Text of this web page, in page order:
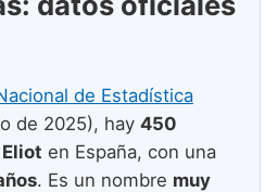
que empiezan por T
que empiezan por U
que empiezan por V
que empiezan por W
de Estadística
de 2025), hay 450
Eliot en España, con una
. Es un nombre muy